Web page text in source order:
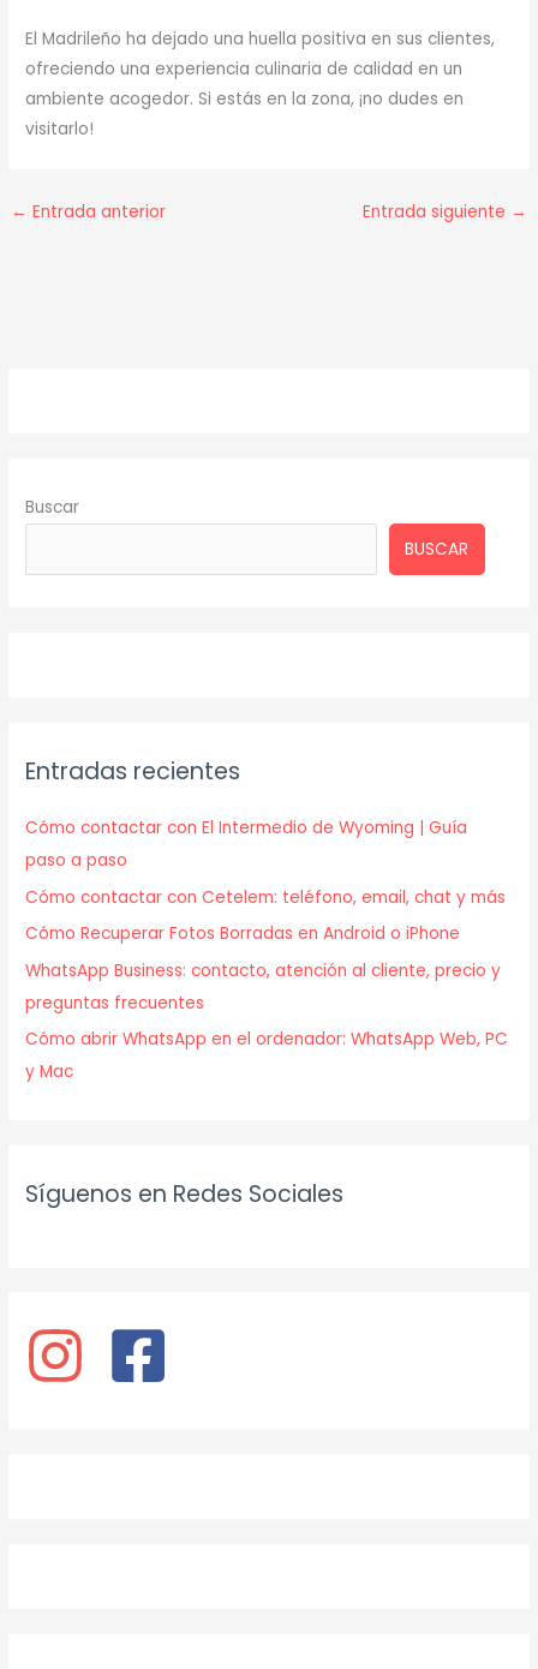
El Madrileño ha dejado una huella positiva en sus clientes,
ofreciendo una experiencia culinaria de calidad en un
ambiente acogedor. Si estás en la zona, ¡no dudes en
visitarlo!
← Entrada anterior Entrada siguiente →
Buscar
BUSCAR
Entradas recientes
Cómo contactar con El Intermedio de Wyoming | Guía
paso a paso
Cómo contactar con Cetelem: teléfono, email, chat y más
Cómo Recuperar Fotos Borradas en Android o iPhone
WhatsApp Business: contacto, atención al cliente, precio y
preguntas frecuentes
Cómo abrir WhatsApp en el ordenador: WhatsApp Web, PC
y Mac
Síguenos en Redes Sociales